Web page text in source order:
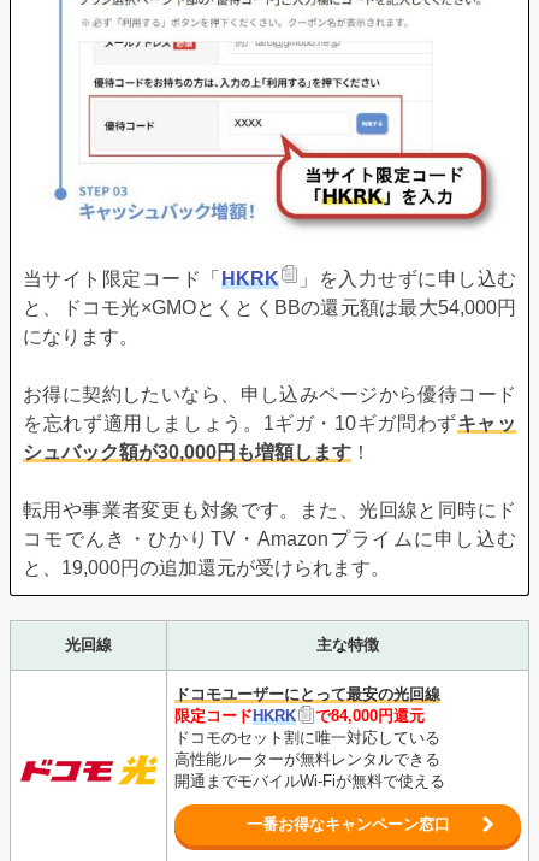
当サイト限定コード「 HKRK
」を入力せずに申し込む
と、ドコモ光×GMOとくとくBBの還元額は最大54,000円
になります。
お得に契約したいなら、申し込みページから優待コード
を忘れず適用しましょう。1ギガ・10ギガ問わずキャッ
シュバック額が30,000円も増額します ！
転用や事業者変更も対象です。また、光回線と同時にド
コモでんき・ひかりTV・Amazonプライムに申し込む
と、19,000円の追加還元が受けられます。
光回線 主な特徴
ドコモユーザーにとって最安の光回線
限定コードHKRK
で84,000円還元
ドコモのセット割に唯一対応している
高性能ルーターが無料レンタルできる
開通までモバイルWi-Fiが無料で使える
一番お得なキャンペーン窓口